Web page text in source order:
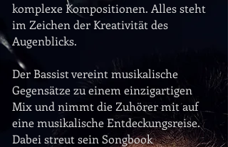
komplexe Kompositionen. Alles steht
im Zeichen der Kreativität des
Augenblicks.
Der Bassist vereint musikalische
Gegensätze zu einem einzigartigen
Mix und nimmt die Zuhörer mit auf
eine musikalische Entdeckungsreise.
Dabei streut sein Songbook